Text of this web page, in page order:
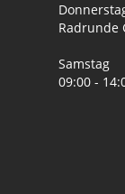
Radrunde
Samstag
09:00 -